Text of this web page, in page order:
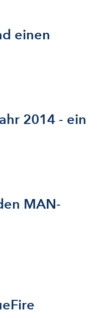
einen
2014 - ein
MAN-